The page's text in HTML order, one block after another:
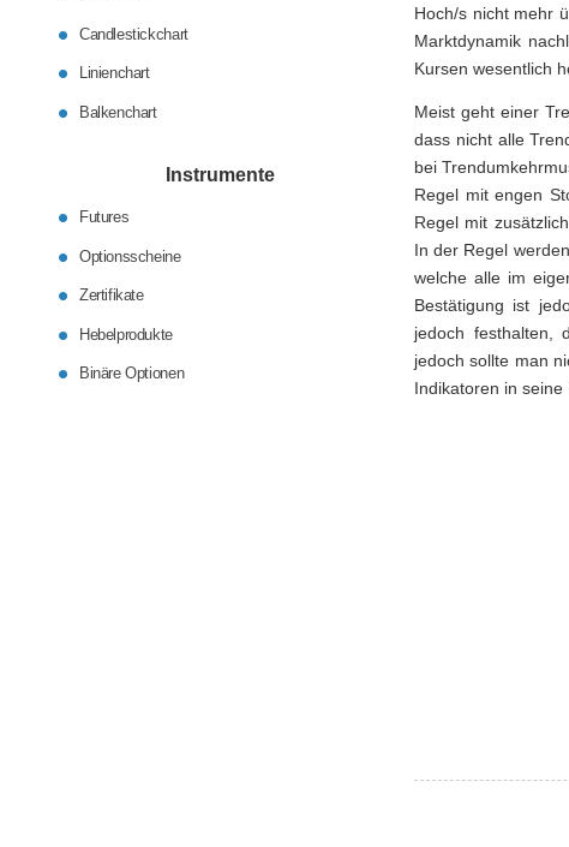
Hoch/s nicht mehr
Marktdynamik
Kursen wesentlich
Meist geht einer
dass nicht alle
bei
Regel mit engen
Regel mit
In der Regel
welche alle im
Bestätigung ist
jedoch festhalten,
jedoch sollte man
Indikatoren in
Candlestickchart
Linienchart
Balkenchart
Instrumente
Futures
Optionsscheine
Zertifikate
Hebelprodukte
Binäre Optionen